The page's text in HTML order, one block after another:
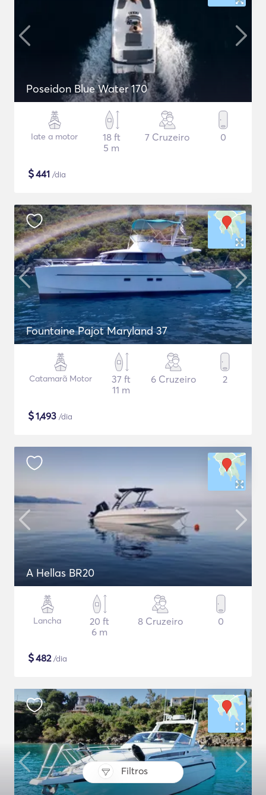
Filtros
Poseidon Blue Water 170
Iate a motor
18 ft
5 m
7 Cruzeiro 0
$441 /dia
Fountaine Pajot Maryland 37
Catamarã Motor
37 ft
11 m
6 Cruzeiro 2
$1,493 /dia
A Hellas BR20
Lancha
20 ft
6 m
8 Cruzeiro 0
$482/dia